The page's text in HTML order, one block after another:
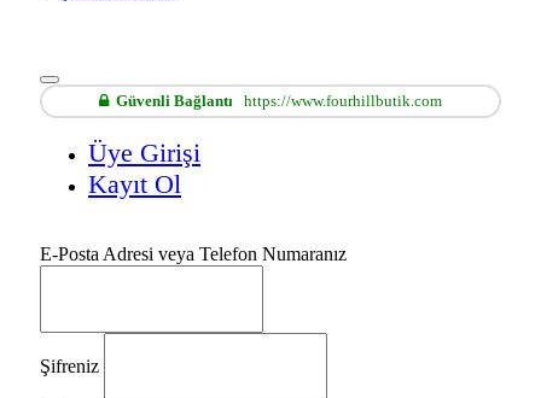
Güvenli Bağlantı https://www.fourhillbutik.com
Üye Girişi
Kayıt Ol
E-Posta Adresi veya Telefon Numaranız
Şifreniz